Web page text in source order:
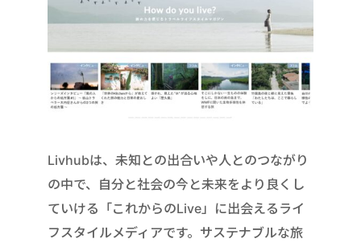
Livhubは、未知との出合いや人とのつながり
の中で、自分と社会の今と未来をより良くし
ていける「これからのLive」に出会えるライ
フスタイルメディアです。サステナブルな旅